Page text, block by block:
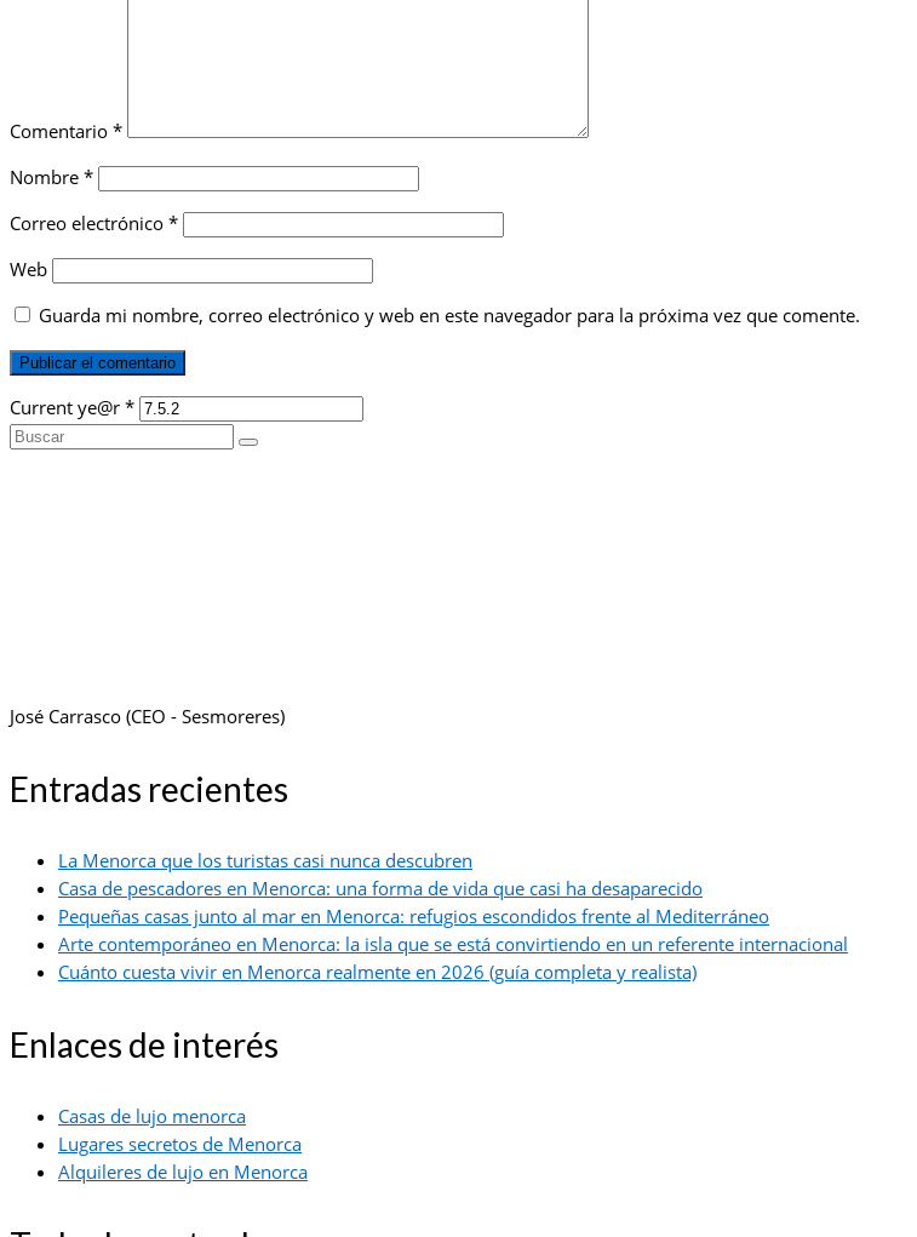
Comentario *
Nombre *
Correo electrónico *
Web
Guarda mi nombre, correo electrónico y web en este navegador para la próxima vez que comente.
Current ye@r *
Buscar
José Carrasco (CEO - Sesmoreres)
Entradas recientes
La Menorca que los turistas casi nunca descubren
Casa de pescadores en Menorca: una forma de vida que casi ha desaparecido
Pequeñas casas junto al mar en Menorca: refugios escondidos frente al Mediterráneo
Arte contemporáneo en Menorca: la isla que se está convirtiendo en un referente internacional
Cuánto cuesta vivir en Menorca realmente en 2026 (guía completa y realista)
Enlaces de interés
Casas de lujo menorca
Lugares secretos de Menorca
Alquileres de lujo en Menorca